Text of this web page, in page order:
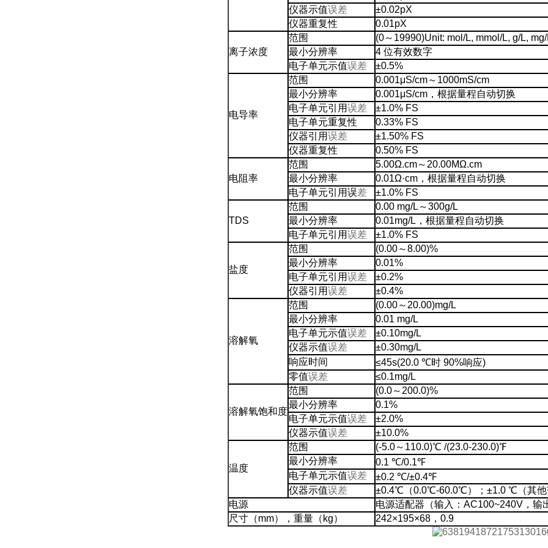
仪器示值误差
±0.02pX
仪器重复性
0.01pX
离子浓度
范围
(0～19990)Unit: mol/L, mmol/L, g/L,
最小分辨率
4 位有效数字
电子单元示值误差 ±0.5%
电导率
范围
0.001μS/cm～1000mS/cm
最小分辨率
0.001μS/cm，根据量程自动切换
电子单元引用误差
±1.0% FS
电子单元重复性
0.33% FS
仪器引用误差
±1.50% FS
仪器重复性
0.50% FS
电阻率
范围
5.00Ω.cm～20.00MΩ.cm
最小分辨率
0.01Ω·cm，根据量程自动切换
电子单元引用误差 ±1.0% FS
TDS
范围
0.00 mg/L～300g/L
最小分辨率
0.01mg/L，根据量程自动切换
电子单元引用误差 ±1.0% FS
盐度
范围
(0.00～8.00)%
最小分辨率
0.01%
电子单元引用误差
±0.2%
仪器引用误差 ±0.4%
溶解氧
范围
(0.00～20.00)mg/L
最小分辨率
0.01 mg/L
电子单元示值误差
±0.10mg/L
仪器示值误差
±0.30mg/L
响应时间
≤45s(20.0 ℃时 90%响应)
零值误差 ≤0.1mg/L
溶解氧饱和度
范围
(0.0～200.0)%
最小分辨率
0.1%
电子单元示值误差
±2.0%
仪器示值误差 ±10.0%
温度
范围
(-5.0～110.0)℃ /(23.0-230.0)℉
最小分辨率
0.1 ℃/0.1℉
电子单元示值误差
±0.2 ℃/±0.4℉
仪器示值误差
±0.4℃（0.0℃-60.0℃）；±1.0 ℃（其他
电源
电源适配器（输入：AC100~240V，输
尺寸（mm），重量（kg）
242×195×68，0.9